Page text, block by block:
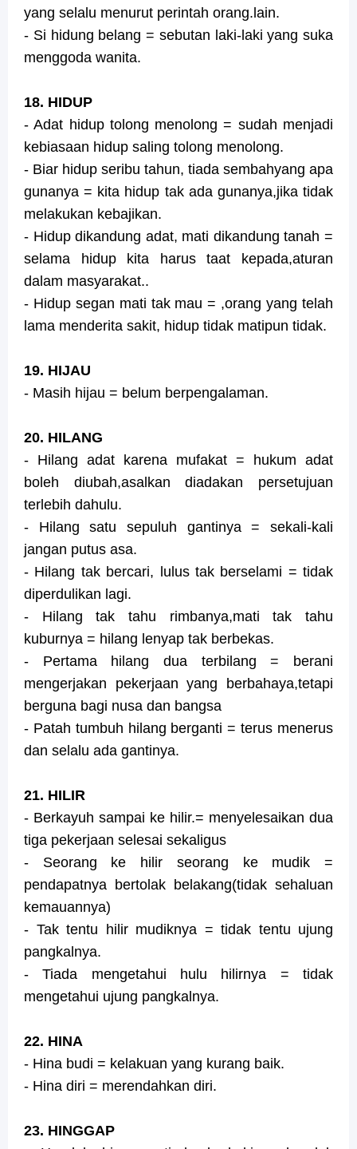
yang selalu menurut perintah orang.lain.
- Si hidung belang = sebutan laki-laki yang suka
menggoda wanita.
18. HIDUP
- Adat hidup tolong menolong = sudah menjadi
kebiasaan hidup saling tolong menolong.
- Biar hidup seribu tahun, tiada sembahyang apa
gunanya = kita hidup tak ada gunanya,jika tidak
melakukan kebajikan.
- Hidup dikandung adat, mati dikandung tanah =
selama hidup kita harus taat kepada,aturan
dalam masyarakat..
- Hidup segan mati tak mau = ,orang yang telah
lama menderita sakit, hidup tidak matipun tidak.
19. HIJAU
- Masih hijau = belum berpengalaman.
20. HILANG
- Hilang adat karena mufakat = hukum adat
boleh diubah,asalkan diadakan persetujuan
terlebih dahulu.
- Hilang satu sepuluh gantinya = sekali-kali
jangan putus asa.
- Hilang tak bercari, lulus tak berselami = tidak
diperdulikan lagi.
- Hilang tak tahu rimbanya,mati tak tahu
kuburnya = hilang lenyap tak berbekas.
- Pertama hilang dua terbilang = berani
mengerjakan pekerjaan yang berbahaya,tetapi
berguna bagi nusa dan bangsa
- Patah tumbuh hilang berganti = terus menerus
dan selalu ada gantinya.
21. HILIR
- Berkayuh sampai ke hilir.= menyelesaikan dua
tiga pekerjaan selesai sekaligus
- Seorang ke hilir seorang ke mudik =
pendapatnya bertolak belakang(tidak sehaluan
kemauannya)
- Tak tentu hilir mudiknya = tidak tentu ujung
pangkalnya.
- Tiada mengetahui hulu hilirnya = tidak
mengetahui ujung pangkalnya.
22. HINA
- Hina budi = kelakuan yang kurang baik.
- Hina diri = merendahkan diri.
23. HINGGAP